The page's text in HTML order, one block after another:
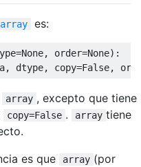
es:
=None, order=None):
a, dtype, copy=False,
array , excepto que tiene
copy=False . array tiene
es que
array (por